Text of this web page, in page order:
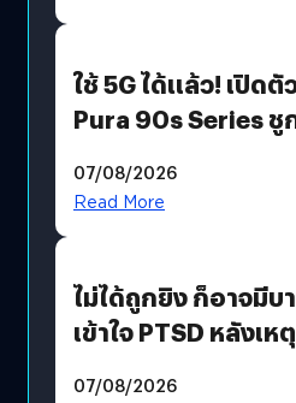
ใช้ 5G ได้แล้ว! เปิด
Pura 90s Series
07/08/2026
Read More
ไม่ได้ถูกยิง ก็อาจมีบ
เข้าใจ PTSD หลังเห
07/08/2026